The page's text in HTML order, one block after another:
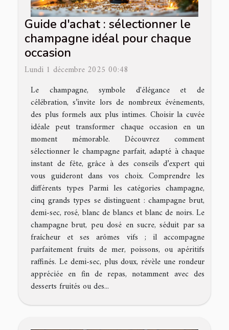
Guide d'achat : sélectionner le
champagne idéal pour chaque
occasion
Lundi 1 décembre 2025 00:48
Le champagne, symbole d'élégance et de
célébration, s’invite lors de nombreux événements,
des plus formels aux plus intimes. Choisir la cuvée
idéale peut transformer chaque occasion en un
moment mémorable. Découvrez comment
sélectionner le champagne parfait, adapté à chaque
instant de fête, grâce à des conseils d’expert qui
vous guideront dans vos choix. Comprendre les
différents types Parmi les catégories champagne,
cinq grands types se distinguent : champagne brut,
demi-sec, rosé, blanc de blancs et blanc de noirs. Le
champagne brut, peu dosé en sucre, séduit par sa
fraîcheur et ses arômes vifs ; il accompagne
parfaitement fruits de mer, poissons, ou apéritifs
raffinés. Le demi-sec, plus doux, révèle une rondeur
appréciée en fin de repas, notamment avec des
desserts fruités ou des...